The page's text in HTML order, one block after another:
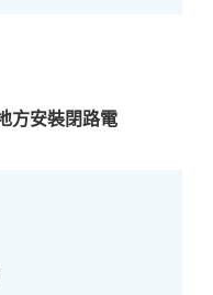
方安裝閉路電